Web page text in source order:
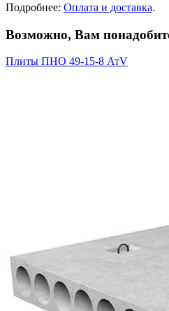
Подробнее: Оплата и доставка.
Возможно, Вам
Плиты ПНО 49-15-8 АтV